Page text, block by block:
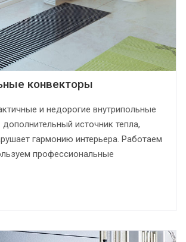
конвекторы
и недорогие внутрипольные
источник тепла,
гармонию интерьера. Работаем
профессиональные